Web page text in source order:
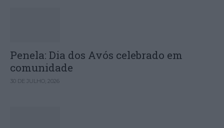
Penela: Dia dos Avós celebrado em
comunidade
30 DE JULHO, 2026